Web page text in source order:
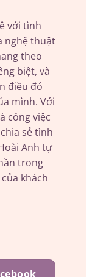
với tình
nghệ thuật
theo
biệt, và
điều đó
mình. Với
công việc
sẻ tình
Anh tự
trong
khách